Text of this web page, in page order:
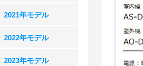
2021年モデル
2022年モデル
2023年モデル